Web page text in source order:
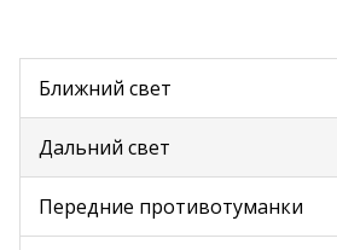
Ближний свет
Дальний свет
Передние противотуманки